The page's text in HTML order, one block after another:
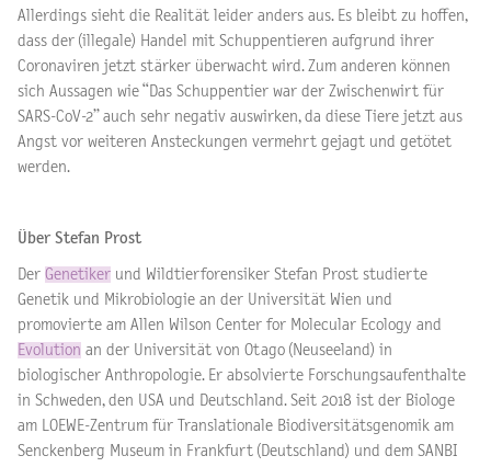
Allerdings sieht die Realität leider anders aus. Es bleibt zu hoffen,
dass der (illegale) Handel mit Schuppentieren aufgrund ihrer
Coronaviren jetzt stärker überwacht wird. Zum anderen können
sich Aussagen wie “Das Schuppentier war der Zwischenwirt für
SARS-CoV-2” auch sehr negativ auswirken, da diese Tiere jetzt aus
Angst vor weiteren Ansteckungen vermehrt gejagt und getötet
werden.
Über Stefan Prost
Der Genetiker und Wildtierforensiker Stefan Prost studierte
Genetik und Mikrobiologie an der Universität Wien und
promovierte am Allen Wilson Center for Molecular Ecology and
Evolution an der Universität von Otago (Neuseeland) in
biologischer Anthropologie. Er absolvierte Forschungsaufenthalte
in Schweden, den USA und Deutschland. Seit 2018 ist der Biologe
am LOEWE-Zentrum für Translationale Biodiversitätsgenomik am
Senckenberg Museum in Frankfurt (Deutschland) und dem SANBI